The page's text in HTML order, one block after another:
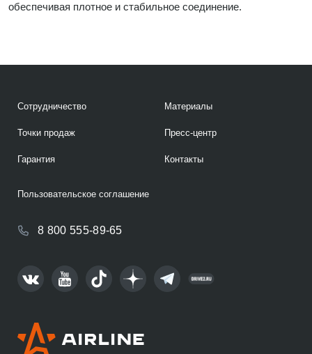
обеспечивая плотное и стабильное соединение.
Сотрудничество
Точки продаж
Гарантия
Материалы
Пресс-центр
Контакты
8 800 555-89-65
Пользовательское соглашение